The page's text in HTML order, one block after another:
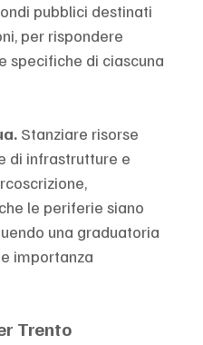
pubblici destinati
per rispondere
specifiche di ciascuna
Stanziare risorse
di infrastrutture e
le periferie siano
una graduatoria
importanza
Trento